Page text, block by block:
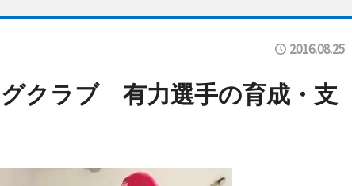
2016.08.25
クラブ 有力選手の育成・支